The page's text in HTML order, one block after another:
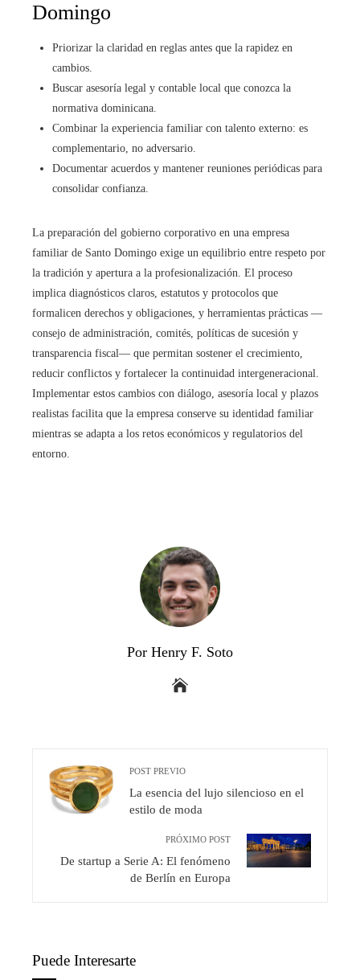
Domingo
Priorizar la claridad en reglas antes que la rapidez en
cambios.
Buscar asesoría legal y contable local que conozca la
normativa dominicana.
Combinar la experiencia familiar con talento externo: es
complementario, no adversario.
Documentar acuerdos y mantener reuniones periódicas para
consolidar confianza.
La preparación del gobierno corporativo en una empresa
familiar de Santo Domingo exige un equilibrio entre respeto por
la tradición y apertura a la profesionalización. El proceso
implica diagnósticos claros, estatutos y protocolos que
formalicen derechos y obligaciones, y herramientas prácticas —
consejo de administración, comités, políticas de sucesión y
transparencia fiscal— que permitan sostener el crecimiento,
reducir conflictos y fortalecer la continuidad intergeneracional.
Implementar estos cambios con diálogo, asesoría local y plazos
realistas facilita que la empresa conserve su identidad familiar
mientras se adapta a los retos económicos y regulatorios del
entorno.
Por Henry F. Soto
POST PREVIO
La esencia del lujo silencioso en el
estilo de moda
PRÓXIMO POST
De startup a Serie A: El fenómeno
de Berlín en Europa
Puede Interesarte